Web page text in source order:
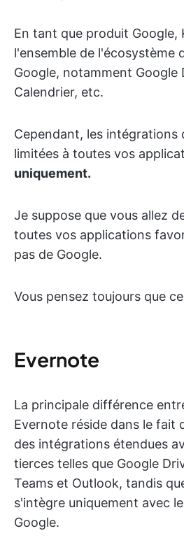
En tant que produit Google,
l'ensemble de l'écosystème
Google, notamment Google
Calendrier, etc.
Cependant, les intégrations
limitées à toutes vos
uniquement.
Je suppose que vous allez
toutes vos applications
pas de Google.
Vous pensez toujours que
Evernote
La principale différence
Evernote réside dans le fait
des intégrations étendues
tierces telles que Google
Teams et Outlook, tandis
s'intègre uniquement avec
Google.